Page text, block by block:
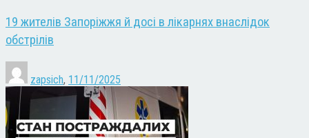
19 жителів Запоріжжя й досі в лікарнях внаслідок
обстрілів
zapsich, 11/11/2025